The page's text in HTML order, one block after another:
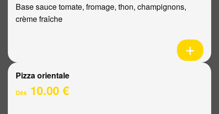
Base sauce tomate, fromage, thon, champignons,
crème fraîche
Pizza orientale
Dès 10.00 €